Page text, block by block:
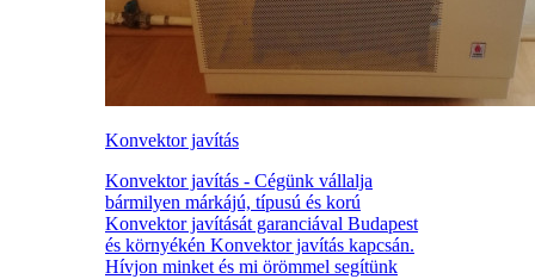
Konvektor javítás
Konvektor javítás - Cégünk vállalja
bármilyen márkájú, típusú és korú
Konvektor javítását garanciával Budapest
és környékén Konvektor javítás kapcsán.
Hívjon minket és mi örömmel segítünk